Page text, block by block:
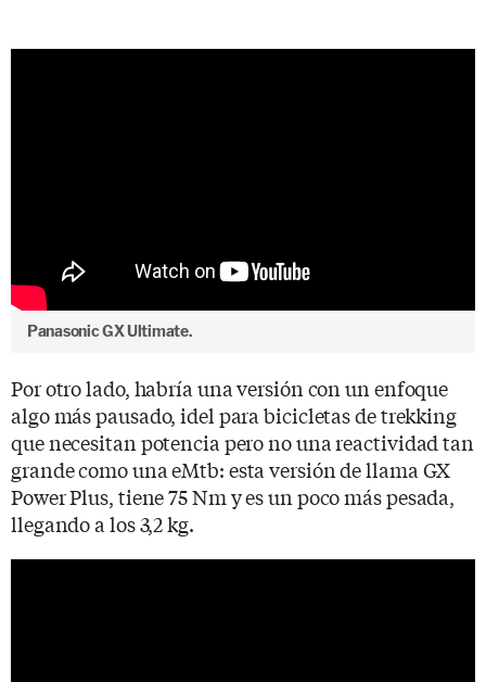
Panasonic GX Ultimate.
Por otro lado, habría una versión con un enfoque
algo más pausado, idel para bicicletas de trekking
que necesitan potencia pero no una reactividad tan
grande como una eMtb: esta versión de llama GX
Power Plus, tiene 75 Nm y es un poco más pesada,
llegando a los 3,2 kg.